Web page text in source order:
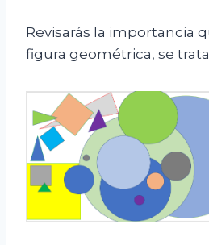
Revisarás la importancia
figura geométrica, se